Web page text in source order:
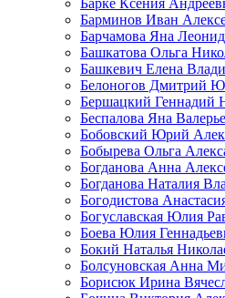
Барке Ксения
Барминов Иван
Барчамова Яна
Башкатова Ольга
Башкевич Елена
Белоногов Дмитрий
Бершацкий Геннадий
Беспалова Яна
Бобовский Юрий
Бобырева Ольга
Богданова Анна
Богданова Наталия
Богодистова
Богуславская Юлия
Боева Юлия
Бокий Наталья
Болсуновская Анна
Борисюк Ирина